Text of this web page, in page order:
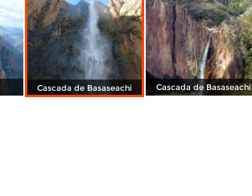
Cascada de Basaseachi Cascada de Basaseachi